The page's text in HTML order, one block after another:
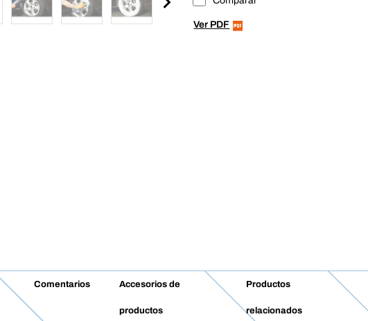
Ver PDF
Comentarios Accesorios de
productos
Productos
relacionados